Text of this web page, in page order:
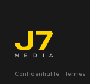
Confidentialité Termes